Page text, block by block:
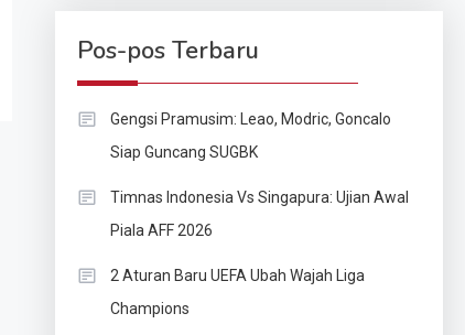
Pos-pos Terbaru
Gengsi Pramusim: Leao, Modric, Goncalo
Siap Guncang SUGBK
Timnas Indonesia Vs Singapura: Ujian Awal
Piala AFF 2026
2 Aturan Baru UEFA Ubah Wajah Liga
Champions